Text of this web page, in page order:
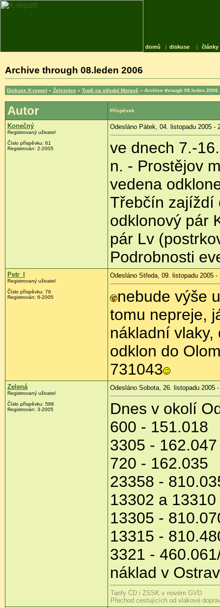
domů | diskuse | články
Archive through 08.leden 2006
Diskuse K-report » Železnice » Tratě na střední Moravě » Archive through 08.leden 2006
Autor Příspěvek
Konečný
Registrovaný uživatel
Číslo příspěvku: 61
Registrován: 2-2005
Odesláno Pátek, 04. listopadu 2005 -
ve dnech 7.-
n. - Prostějov
vedena
Třebčín zajíždí
odklonový pár
pár Lv
Podrobnosti
Petr_l
Registrovaný uživatel
Číslo příspěvku: 76
Registrován: 6-2005
Odesláno Středa, 09. listopadu 2005 -
nebude výše
tomu nepreje,
nákladní
odklon do
731043
Zelená
Registrovaný uživatel
Číslo příspěvku: 588
Registrován: 3-2005
Odesláno Sobota, 26. listopadu 2005
Dnes v okolí
600 - 151.018
3305 - 162.047
720 - 162.035
23358 -
13302 a
13305 -
13315 -
3321 -
náklad v
Tarify ĆD i ZSSK v novém GVD
Přechod cestujících od vlakové